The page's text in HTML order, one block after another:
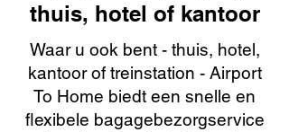
thuis, hotel of kantoor
Waar u ook bent - thuis, hotel,
kantoor of treinstation - Airport
To Home biedt een snelle en
flexibele bagagebezorgservice